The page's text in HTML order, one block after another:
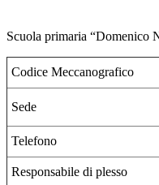
Scuola primaria “Domenico
Codice Meccanografico
Sede
Telefono
Responsabile di plesso